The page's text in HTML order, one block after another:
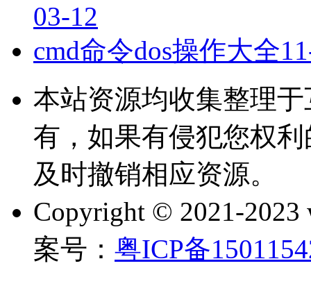
03-12
cmd命令dos操作大全
本站资源均收集整理
有，如果有侵犯您权
及时撤销相应资源。
Copyright © 2021-2023
案号： 粤ICP备